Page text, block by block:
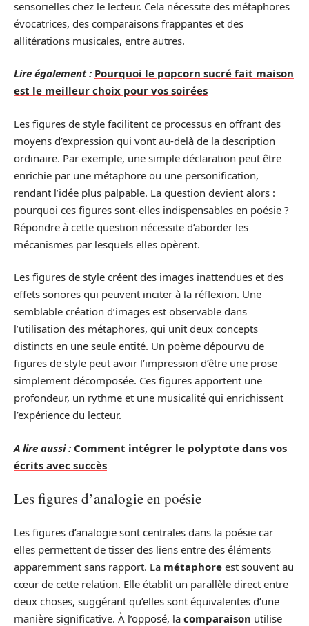
sensorielles chez le lecteur. Cela nécessite des métaphores
évocatrices, des comparaisons frappantes et des
allitérations musicales, entre autres.
Lire également : Pourquoi le popcorn sucré fait maison
est le meilleur choix pour vos soirées
Les figures de style facilitent ce processus en offrant des
moyens d’expression qui vont au-delà de la description
ordinaire. Par exemple, une simple déclaration peut être
enrichie par une métaphore ou une personification,
rendant l’idée plus palpable. La question devient alors :
pourquoi ces figures sont-elles indispensables en poésie ?
Répondre à cette question nécessite d’aborder les
mécanismes par lesquels elles opèrent.
Les figures de style créent des images inattendues et des
effets sonores qui peuvent inciter à la réflexion. Une
semblable création d’images est observable dans
l’utilisation des métaphores, qui unit deux concepts
distincts en une seule entité. Un poème dépourvu de
figures de style peut avoir l’impression d’être une prose
simplement décomposée. Ces figures apportent une
profondeur, un rythme et une musicalité qui enrichissent
l’expérience du lecteur.
A lire aussi : Comment intégrer le polyptote dans vos
écrits avec succès
Les figures d’analogie en poésie
Les figures d’analogie sont centrales dans la poésie car
elles permettent de tisser des liens entre des éléments
apparemment sans rapport. La métaphore est souvent au
cœur de cette relation. Elle établit un parallèle direct entre
deux choses, suggérant qu’elles sont équivalentes d’une
manière significative. À l’opposé, la comparaison utilise